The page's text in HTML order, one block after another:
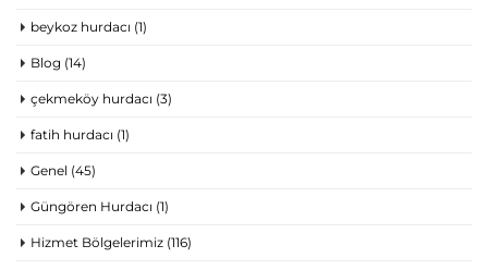
beykoz hurdacı (1)
Blog (14)
çekmeköy hurdacı (3)
fatih hurdacı (1)
Genel (45)
Güngören Hurdacı (1)
Hizmet Bölgelerimiz (116)